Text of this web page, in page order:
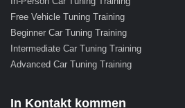
Free Vehicle Tuning Training
Beginner Car Tuning Training
Intermediate Car Tuning Training
Advanced Car Tuning Training
In Kontakt kommen